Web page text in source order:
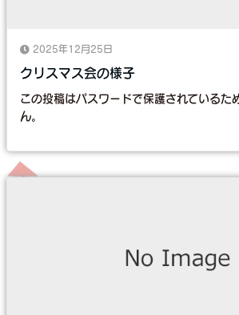
2025年12月25日
クリスマス会の様子
この投稿はパスワードで保護されているた
ん。